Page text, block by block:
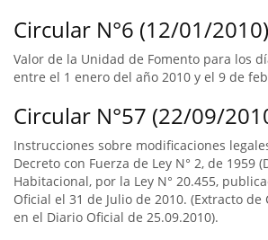
Circular N°6 (12/01/2010)
Valor de la Unidad de Fomento para los
entre el 1 enero del año 2010 y el 9 de
Circular N°57 (22/09/
Instrucciones sobre modificaciones
Decreto con Fuerza de Ley N° 2, de 1959
Habitacional, por la Ley N° 20.455,
Oficial el 31 de Julio de 2010. (Extracto
en el Diario Oficial de 25.09.2010).